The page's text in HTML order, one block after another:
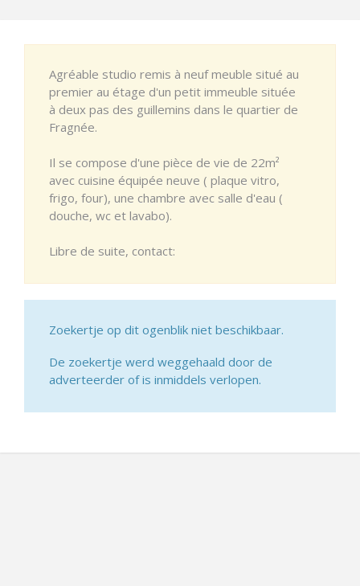
Agréable studio remis à neuf meuble situé au
premier au étage d'un petit immeuble située
à deux pas des guillemins dans le quartier de
Fragnée.
Il se compose d'une pièce de vie de 22m²
avec cuisine équipée neuve ( plaque vitro,
frigo, four), une chambre avec salle d'eau (
douche, wc et lavabo).
Libre de suite, contact:
Zoekertje op dit ogenblik niet beschikbaar.
De zoekertje werd weggehaald door de
adverteerder of is inmiddels verlopen.